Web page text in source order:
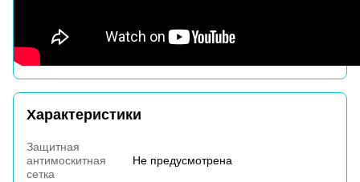
Характеристики
Защитная
антимоскитная
сетка
Не предусмотрена